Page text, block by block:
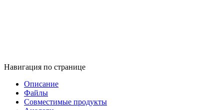
Навигация по странице
Описание
Файлы
Совместимые продукты